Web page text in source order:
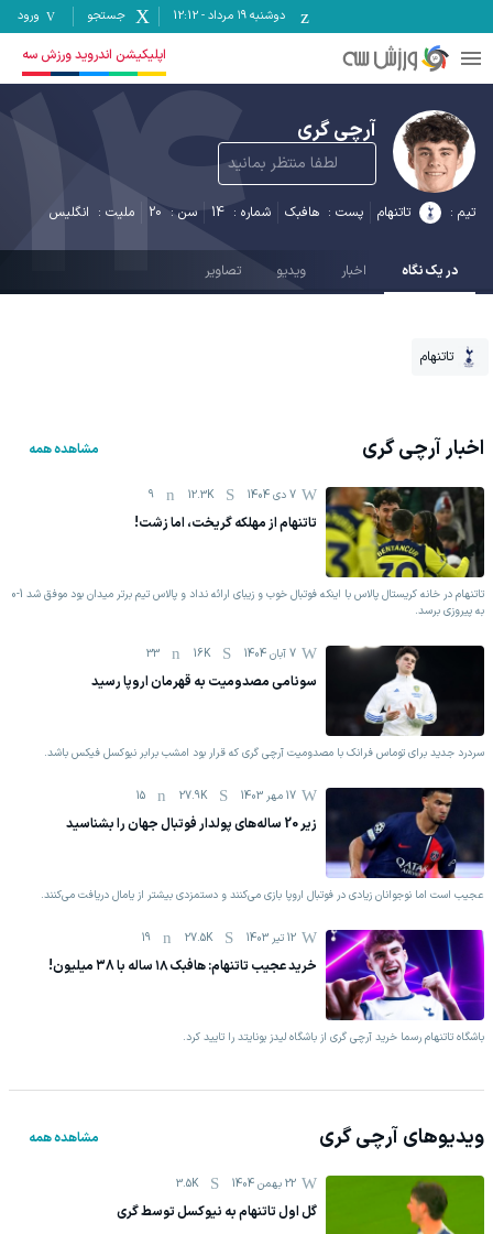
دوشنبه ۱۹ مرداد -
12:12 جستجو ورود
اپلیکیشن اندروید ورزش سه
آرچی گری
لطفا منتظر بمانید
تیم : تاتنهام پست : هافبک شماره : 14 سن : 20 ملیت : انگلیس
14 در یک نگاه اخبار ویدیو تصاویر
تاتنهام
اخبارآرچی گری مشاهده همه
7 دی 1404 12.3K
9
تاتنهام از مهلکه گریخت، اما زشت!
تاتنهام در خانه کریستال پالاس با اینکه فوتبال خوب و زیبای ارائه نداد و پالاس تیم برتر میدان بود موفق شد 1-0
به پیروزی برسد.
7 آبان 1404 16K
33
سونامی مصدومیت به قهرمان اروپا رسید
سردرد جدید برای توماس فرانک با مصدومیت آرچی گری که قرار بود امشب برابر نیوکسل فیکس باشد.
17 مهر 1403 27.9K
15
زیر 20 ساله‌های پولدار فوتبال جهان را بشناسید
عجیب است اما نوجوانان زیادی در فوتبال اروپا بازی می‌کنند و دستمزدی بیشتر از یامال دریافت می‌کنند.
12 تیر 1403 27.5K
19
خرید عجیب تاتنهام: هافبک ۱۸ ساله با ۳8 میلیون!
باشگاه تاتنهام رسما خرید آرچی گری از باشگاه لیدز یونایتد را تایید کرد.
ویدیوهایآرچی گری مشاهده همه
22 بهمن 1404 3.5K
گل اول تاتنهام به نیوکسل توسط گری